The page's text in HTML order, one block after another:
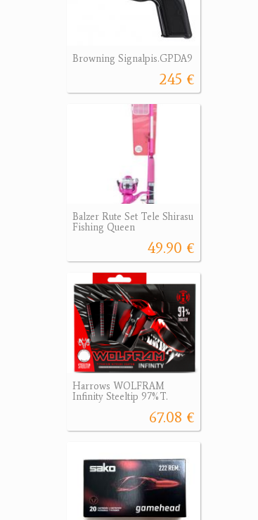
Browning Signalpis.GPDA9
245 €
Balzer Rute Set Tele Shirasu
Fishing Queen
49.90 €
Harrows WOLFRAM
Infinity Steeltip 97%T.
67.08 €